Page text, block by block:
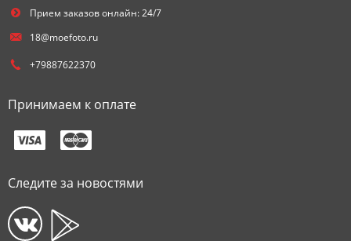
Прием заказов онлайн: 24/7
18@moefoto.ru
+79887622370
Принимаем к оплате
Следите за новостями